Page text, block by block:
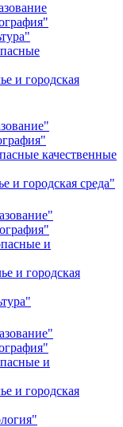
и городская
качественные
и городская среда"
и
и городская
и
и городская